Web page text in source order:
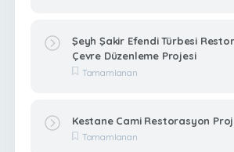
Şeyh Şakir Efendi Türbesi
Çevre Düzenleme Projesi
Tamamlanan
Kestane Cami Restorasyon
Tamamlanan